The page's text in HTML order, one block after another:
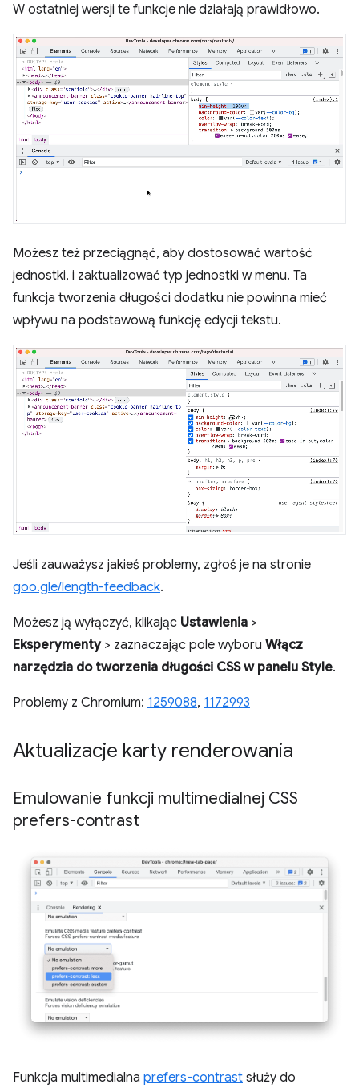
W ostatniej wersji te funkcje nie działają prawidłowo.
Możesz też przeciągnąć, aby dostosować wartość
jednostki, i zaktualizować typ jednostki w menu. Ta
funkcja tworzenia długości dodatku nie powinna mieć
wpływu na podstawową funkcję edycji tekstu.
Jeśli zauważysz jakieś problemy, zgłoś je na stronie
goo.gle/length-feedback.
Możesz ją wyłączyć, klikając Ustawienia >
Eksperymenty> zaznaczając pole wyboru Włącz
narzędzia do tworzenia długości CSS w panelu Style.
Problemy z Chromium: 1259088, 1172993
Aktualizacje karty renderowania
Emulowanie funkcji multimedialnej CSS
prefers-contrast
Funkcja multimedialna prefers-contrast służy do